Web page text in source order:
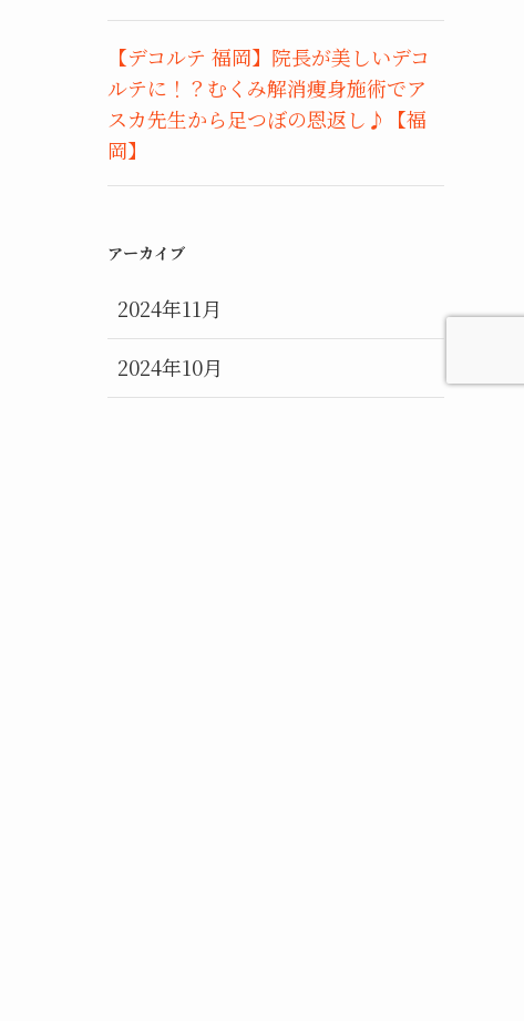
【デコルテ 福岡】院長が美しいデコ
ルテに！？むくみ解消痩身施術でア
スカ先生から足つぼの恩返し♪【福
岡】
アーカイブ
2024年11月
2024年10月